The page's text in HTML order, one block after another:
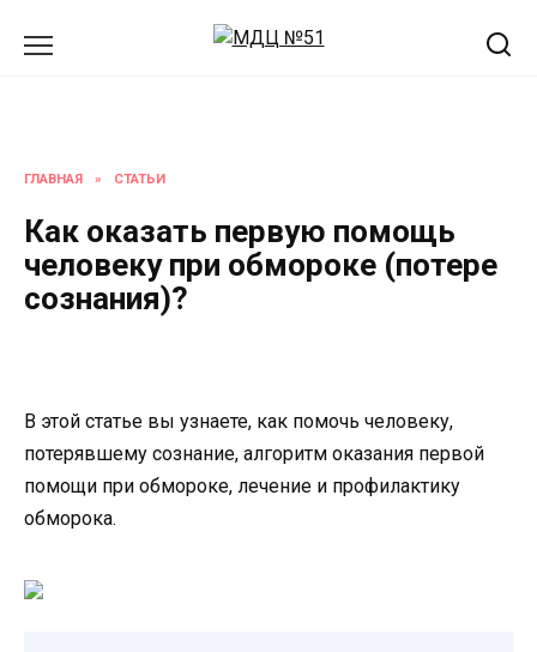
ГЛАВНАЯ » СТАТЬИ
Как оказать первую помощь
человеку при обмороке (потере
сознания)?
В этой статье вы узнаете, как помочь человеку,
потерявшему сознание, алгоритм оказания первой
помощи при обмороке, лечение и профилактику
обморока.